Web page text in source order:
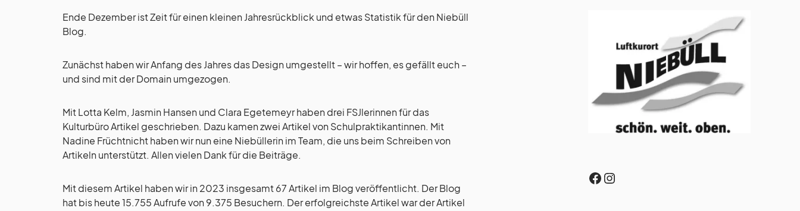
Ende Dezember ist Zeit für einen kleinen Jahresrückblick und etwas Statistik für den Niebüll
Blog.
Zunächst haben wir Anfang des Jahres das Design umgestellt – wir hoffen, es gefällt euch –
und sind mit der Domain umgezogen.
Mit Lotta Kelm, Jasmin Hansen und Clara Egetemeyr haben drei FSJlerinnen für das
Kulturbüro Artikel geschrieben. Dazu kamen zwei Artikel von Schulpraktikantinnen. Mit
Nadine Früchtnicht haben wir nun eine Niebüllerin im Team, die uns beim Schreiben von
Artikeln unterstützt. Allen vielen Dank für die Beiträge.
Mit diesem Artikel haben wir in 2023 insgesamt 67 Artikel im Blog veröffentlicht. Der Blog
hat bis heute 15.755 Aufrufe von 9.375 Besuchern. Der erfolgreichste Artikel war der Artikel